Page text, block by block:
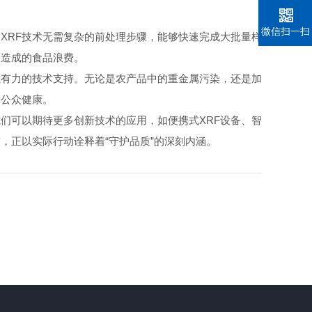
技术无需复杂的前处理步骤，能够快速完成大批量样
成的食品浪费。
的技术支持。无论是农产品中的重金属污染，还是加
众健康。
以期待更多创新技术的应用，如便携式XRF设备、智
以实际行动诠释着“守护品质”的深刻内涵。
微信扫一扫